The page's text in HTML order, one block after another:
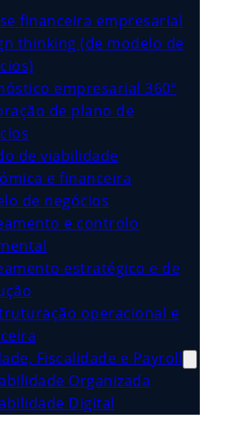
financeira empresarial
thinking (de modelo de
empresarial 360º
de plano de
de viabilidade
e financeira
de negócios
e controlo
estratégico e de
operacional e
Fiscalidade e Payroll
Organizada
Digital